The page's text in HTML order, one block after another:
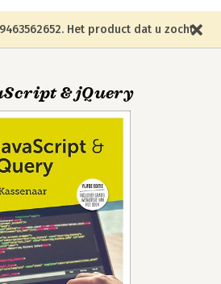
Het product dat u zocht
leverbaar en is vervangen door de
& jQuery